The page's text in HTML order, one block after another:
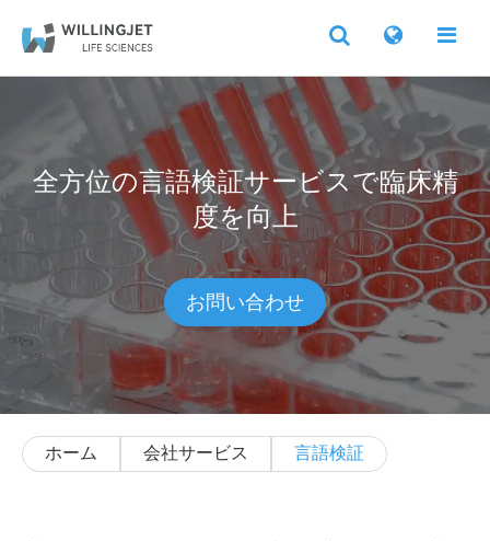
全方位の言語検証サービスで臨床精
度を向上
お問い合わせ
ホーム 会社サービス 言語検証